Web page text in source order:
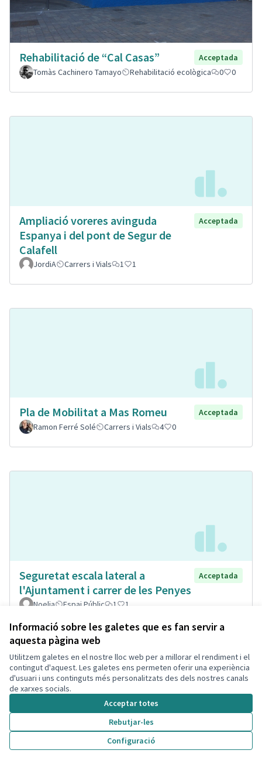
Informació sobre les galetes que es fan servir a
aquesta pàgina web
Utilitzem galetes en el nostre lloc web per a millorar el rendiment i el
contingut d'aquest. Les galetes ens permeten oferir una experiència
d'usuari i uns continguts més personalitzats des dels nostres canals
de xarxes socials.
Acceptar totes
Rebutjar-les
Configuració
Rehabilitació de “Cal Casas”
Acceptada
Tomàs Cachinero Tamayo
Rehabilitació ecològica 0 0
Ampliació voreres avinguda
Espanya i del pont de Segur de
Calafell
Acceptada
JordiA Carrers i Vials 1 1
Pla de Mobilitat a Mas Romeu
Acceptada
Ramon Ferré Solé
Carrers i Vials 4 0
Seguretat escala lateral a
l'Ajuntament i carrer de les Penyes
Acceptada
Noelia Espai Públic 1 1
Museïtzació casa passatge Sant
Acceptada